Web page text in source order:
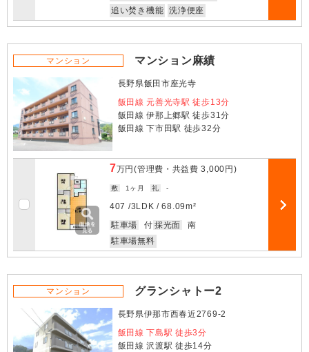
追い焚き機能 洗浄便座
マンション マンション麻績
長野県飯田市座光寺
飯田線 元善光寺駅 徒歩13分
飯田線 伊那上郷駅 徒歩31分
飯田線 下市田駅 徒歩32分
7万円(管理費・共益費3,000円 )
敷 1ヶ月 礼 -
407 /3LDK /68.09m²
駐車場
付 採光面
南
駐車場無料
マンション グランシャトー2
長野県伊那市西春近2769-2
飯田線 下島駅 徒歩3分
飯田線 沢渡駅 徒歩14分